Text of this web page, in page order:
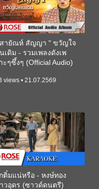
ายัณห์ สัญญา " ขวัญใจ
เดิม - รวมเพลงดังเพ
ะๆซึ้งๆ (Official Audio)
views • 21.07.2569
ติ๋มแน่หรือ - หงษ์ทอง
วอุดร (ซาวด์ดนตรี)